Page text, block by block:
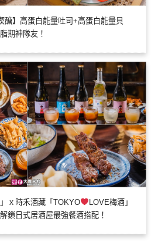
醣】高蛋白能量吐司+高蛋白能量貝
期神隊友！
ｘ時禾酒藏「TOKYO
LOVE梅酒」
鎖日式居酒屋最強餐酒搭配！